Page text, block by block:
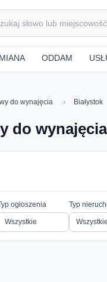
ODDAM
do wynajęcia Białystok
do
ogłoszenia Typ
Wszystkie